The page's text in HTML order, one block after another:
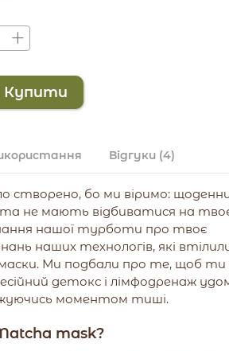
Відгуки (4)
створено, бо ми віримо:
не мають відбиватися на
нашої турботи про твоє
наших технологів, які
Ми подбали про те, щоб ти
детокс і лімфодренаж
моментом тиші.
mask?